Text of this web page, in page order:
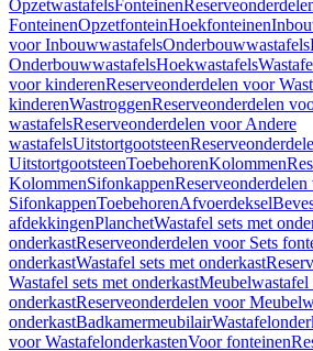
OpzetwastafelsFonteinen
FonteinenOpzetfonteinHoekfonteinen
voor InbouwwastafelsOnderbouwwastafels
OnderbouwwastafelsHoekwastafels
voor kinderenReserveonderdelen voor
kinderenWastroggenReserveonderdelen
wastafelsReserveonderdelen voor Andere
wastafelsUitstortgootsteen
UitstortgootsteenToebehorenKolommen
KolommenSifonkappenReserveonderdelen
SifonkappenToebehorenAfvoerdeksel
afdekkingenPlanchetWastafel sets met
onderkastReserveonderdelen voor Sets
onderkastWastafel sets met onderkast
Wastafel sets met onderkastMeubelwastafel
onderkastReserveonderdelen voor
onderkastBadkamermeubilair
voor WastafelonderkastenVoor fonteinen